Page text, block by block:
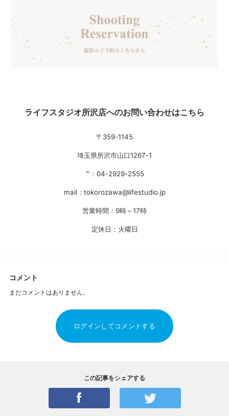
ライフスタジオ所沢店へのお問い合わせはこちら
〒359-1145
埼玉県所沢市山口1267-1
℡：04-2929-2555
mail：tokorozawa@lifestudio.jp
営業時間：9時～17時
定休日：火曜日
コメント
まだコメントはありません。
ログインしてコメントする
この記事をシェアする